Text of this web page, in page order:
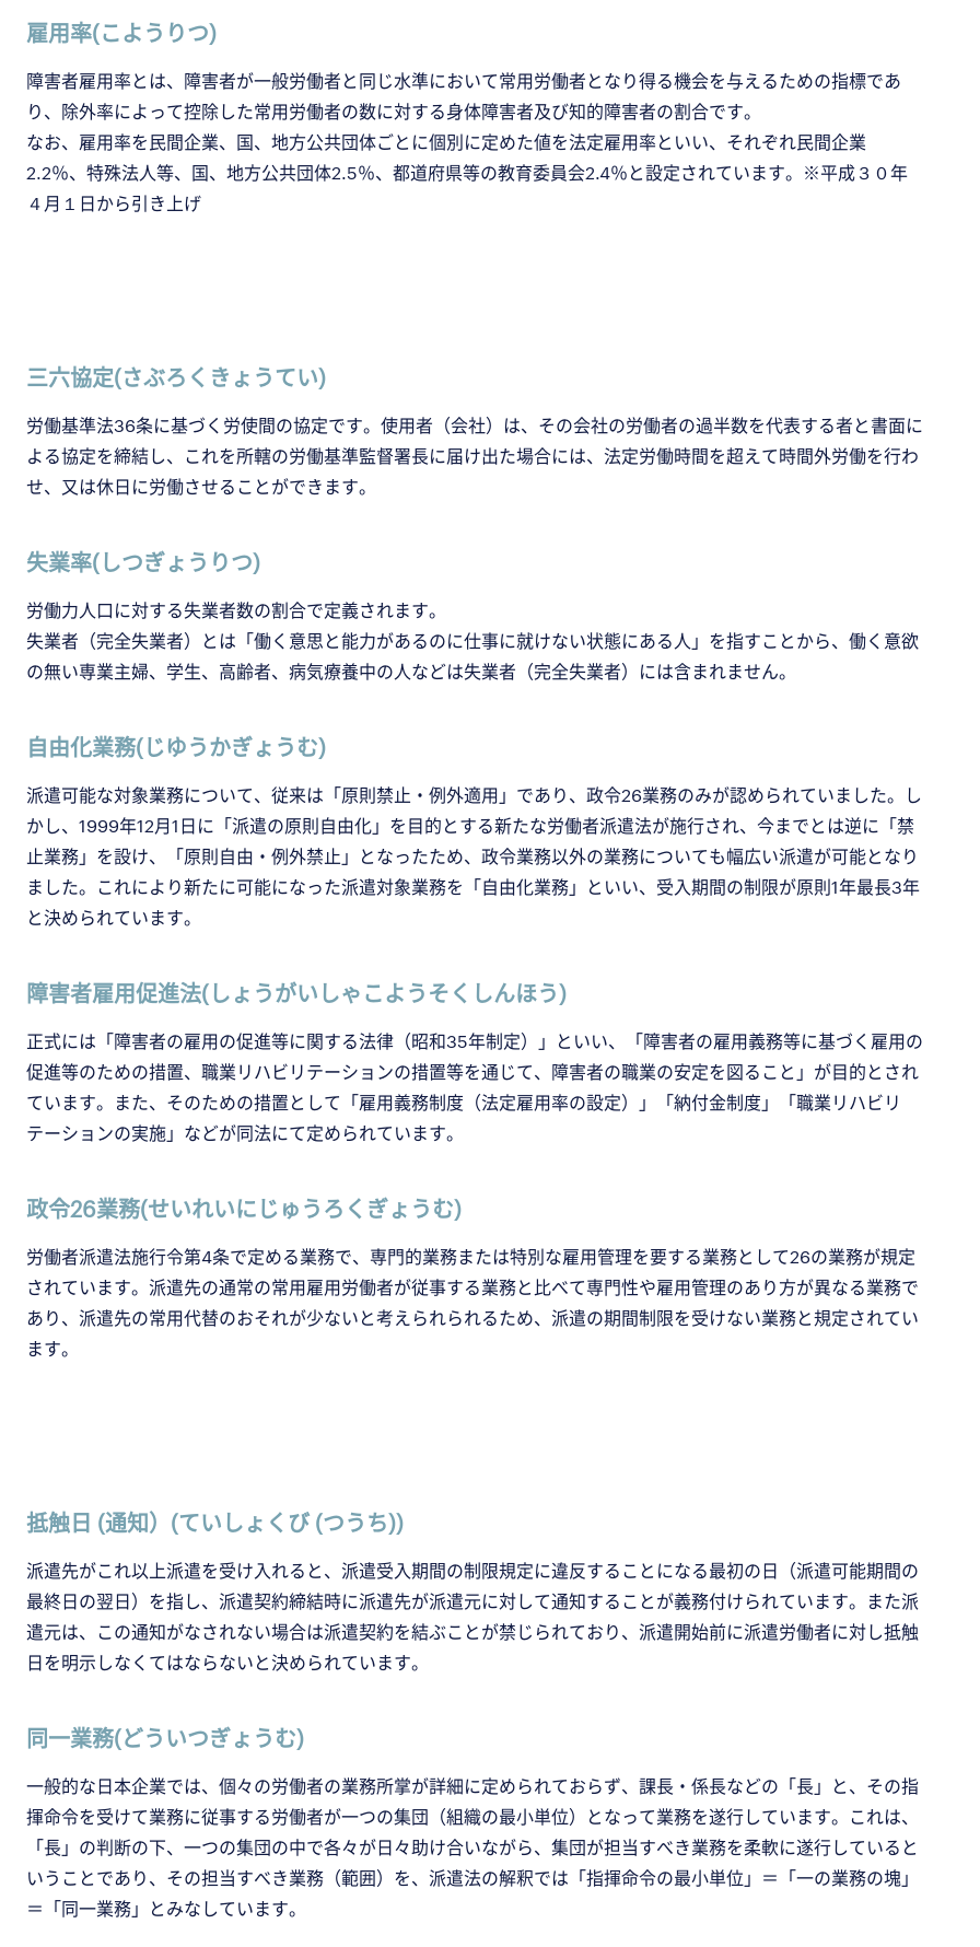
雇用率(こようりつ)
障害者雇用率とは、障害者が一般労働者と同じ水準において常用労働者となり得る機会を与えるための指標であ
り、除外率によって控除した常用労働者の数に対する身体障害者及び知的障害者の割合です。
なお、雇用率を民間企業、国、地方公共団体ごとに個別に定めた値を法定雇用率といい、それぞれ民間企業
2.2％、特殊法人等、国、地方公共団体2.5％、都道府県等の教育委員会2.4％と設定されています。※平成３０年
４月１日から引き上げ
三六協定(さぶろくきょうてい)
労働基準法36条に基づく労使間の協定です。使用者（会社）は、その会社の労働者の過半数を代表する者と書面に
よる協定を締結し、これを所轄の労働基準監督署長に届け出た場合には、法定労働時間を超えて時間外労働を行わ
せ、又は休日に労働させることができます。
失業率(しつぎょうりつ)
労働力人口に対する失業者数の割合で定義されます。
失業者（完全失業者）とは「働く意思と能力があるのに仕事に就けない状態にある人」を指すことから、働く意欲
の無い専業主婦、学生、高齢者、病気療養中の人などは失業者（完全失業者）には含まれません。
自由化業務(じゆうかぎょうむ)
派遣可能な対象業務について、従来は「原則禁止・例外適用」であり、政令26業務のみが認められていました。し
かし、1999年12月1日に「派遣の原則自由化」を目的とする新たな労働者派遣法が施行され、今までとは逆に「禁
止業務」を設け、「原則自由・例外禁止」となったため、政令業務以外の業務についても幅広い派遣が可能となり
ました。これにより新たに可能になった派遣対象業務を「自由化業務」といい、受入期間の制限が原則1年最長3年
と決められています。
障害者雇用促進法(しょうがいしゃこようそくしんほう)
正式には「障害者の雇用の促進等に関する法律（昭和35年制定）」といい、「障害者の雇用義務等に基づく雇用の
促進等のための措置、職業リハビリテーションの措置等を通じて、障害者の職業の安定を図ること」が目的とされ
ています。また、そのための措置として「雇用義務制度（法定雇用率の設定）」「納付金制度」「職業リハビリ
テーションの実施」などが同法にて定められています。
政令26業務(せいれいにじゅうろくぎょうむ)
労働者派遣法施行令第4条で定める業務で、専門的業務または特別な雇用管理を要する業務として26の業務が規定
されています。派遣先の通常の常用雇用労働者が従事する業務と比べて専門性や雇用管理のあり方が異なる業務で
あり、派遣先の常用代替のおそれが少ないと考えられられるため、派遣の期間制限を受けない業務と規定されてい
ます。
抵触日 (通知）(ていしょくび (つうち))
派遣先がこれ以上派遣を受け入れると、派遣受入期間の制限規定に違反することになる最初の日（派遣可能期間の
最終日の翌日）を指し、派遣契約締結時に派遣先が派遣元に対して通知することが義務付けられています。また派
遣元は、この通知がなされない場合は派遣契約を結ぶことが禁じられており、派遣開始前に派遣労働者に対し抵触
日を明示しなくてはならないと決められています。
同一業務(どういつぎょうむ)
一般的な日本企業では、個々の労働者の業務所掌が詳細に定められておらず、課長・係長などの「長」と、その指
揮命令を受けて業務に従事する労働者が一つの集団（組織の最小単位）となって業務を遂行しています。これは、
「長」の判断の下、一つの集団の中で各々が日々助け合いながら、集団が担当すべき業務を柔軟に遂行していると
いうことであり、その担当すべき業務（範囲）を、派遣法の解釈では「指揮命令の最小単位」＝「一の業務の塊」
＝「同一業務」とみなしています。